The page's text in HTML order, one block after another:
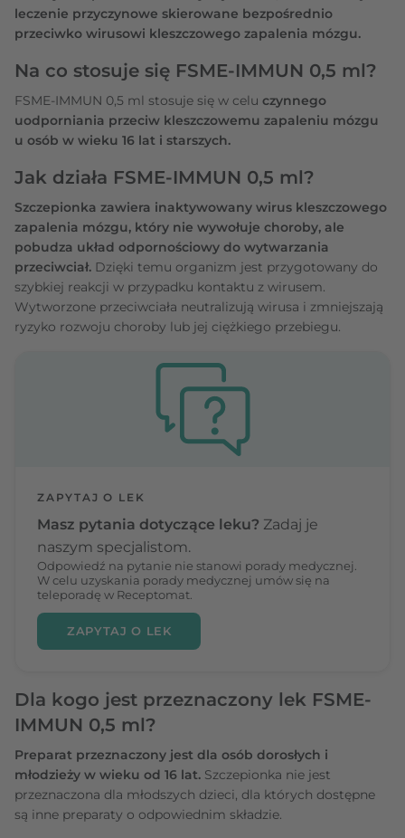
leczenie przyczynowe skierowane bezpośrednio
przeciwko wirusowi kleszczowego zapalenia mózgu.
Na co stosuje się FSME-IMMUN 0,5 ml?
FSME-IMMUN 0,5 ml stosuje się w celu czynnego
uodporniania przeciw kleszczowemu zapaleniu mózgu
u osób w wieku 16 lat i starszych.
Jak działa FSME-IMMUN 0,5 ml?
Szczepionka zawiera inaktywowany wirus kleszczowego
zapalenia mózgu, który nie wywołuje choroby, ale
pobudza układ odpornościowy do wytwarzania
przeciwciał. Dzięki temu organizm jest przygotowany do
szybkiej reakcji w przypadku kontaktu z wirusem.
Wytworzone przeciwciała neutralizują wirusa i zmniejszają
ryzyko rozwoju choroby lub jej ciężkiego przebiegu.
ZAPYTAJ O LEK
Masz pytania dotyczące leku? Zadaj je
naszym specjalistom.
Odpowiedź na pytanie nie stanowi porady medycznej.
W celu uzyskania porady medycznej umów się na
teleporadę w Receptomat.
ZAPYTAJ O LEK
Dla kogo jest przeznaczony lek FSME-
IMMUN 0,5 ml?
Preparat przeznaczony jest dla osób dorosłych i
młodzieży w wieku od 16 lat. Szczepionka nie jest
przeznaczona dla młodszych dzieci, dla których dostępne
są inne preparaty o odpowiednim składzie.